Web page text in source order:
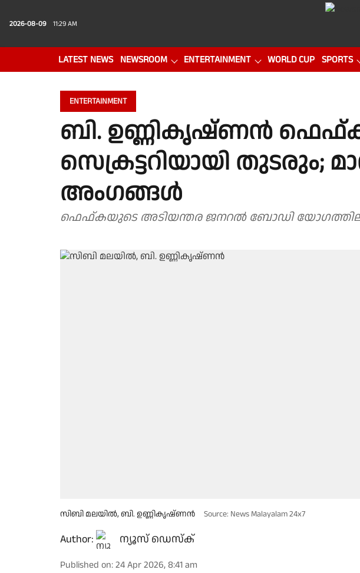
2026-08-09 11:29 AM
LATEST NEWS NEWSROOM ENTERTAINMENT WORLD CUP SPORTS
ENTERTAINMENT
ബി. ഉണ്ണികൃഷ്ണൻ
സെക്രട്ടറിയായി തുടരും;
അംഗങ്ങൾ
ഫെഫ്‌കയുടെ അടിയന്തര ജനറൽ ബോഡി
സിബി മലയിൽ, ബി. ഉണ്ണികൃഷ്ണൻ Source: News Malayalam 24x7
Author: ന്യൂസ് ഡെസ്ക്
Published on:24 Apr 2026, 8:41 am